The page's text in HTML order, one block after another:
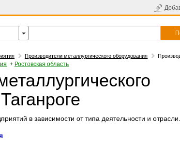
Производители металлургического оборудования
+ Ростовская область
в зависимости от типа деятельности и отрасли.